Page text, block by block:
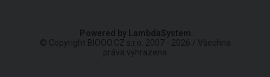
Powered by LambdaSystem
© Copyright BIOOO.CZ s.r.o. 2007 - 2026 / Všechna
práva vyhrazena